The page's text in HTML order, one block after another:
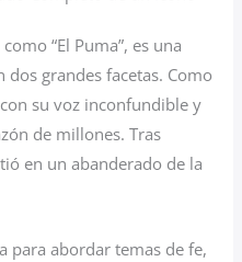
“El Puma”, es una
grandes facetas. Como
su voz inconfundible y
de millones. Tras
en un abanderado de la
para abordar temas de fe,